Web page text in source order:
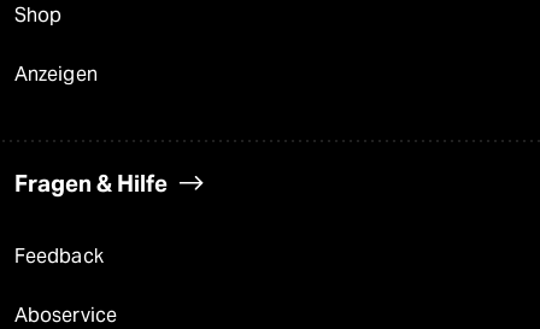
Shop
Anzeigen
Fragen & Hilfe
Feedback
Aboservice